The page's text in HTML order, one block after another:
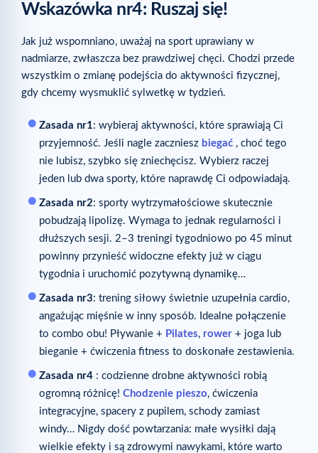
Wskazówka nr4: Ruszaj się!
Jak już wspomniano, uważaj na sport uprawiany w
nadmiarze, zwłaszcza bez prawdziwej chęci. Chodzi przede
wszystkim o zmianę podejścia do aktywności fizycznej,
gdy chcemy wysmuklić sylwetkę w tydzień.
Zasada nr1: wybieraj aktywności, które sprawiają Ci
przyjemność. Jeśli nagle zaczniesz biegać , choć tego
nie lubisz, szybko się zniechęcisz. Wybierz raczej
jeden lub dwa sporty, które naprawdę Ci odpowiadają.
Zasada nr2: sporty wytrzymałościowe skutecznie
pobudzają lipolizę. Wymaga to jednak regularności i
dłuższych sesji. 2–3 treningi tygodniowo po 45 minut
powinny przynieść widoczne efekty już w ciągu
tygodnia i uruchomić pozytywną dynamikę…
Zasada nr3: trening siłowy świetnie uzupełnia cardio,
angażując mięśnie w inny sposób. Idealne połączenie
to combo obu! Pływanie + Pilates, rower + joga lub
bieganie + ćwiczenia fitness to doskonałe zestawienia.
Zasada nr4 : codzienne drobne aktywności robią
ogromną różnicę! Chodzenie pieszo, ćwiczenia
integracyjne, spacery z pupilem, schody zamiast
windy… Nigdy dość powtarzania: małe wysiłki dają
wielkie efekty i są zdrowymi nawykami, które warto